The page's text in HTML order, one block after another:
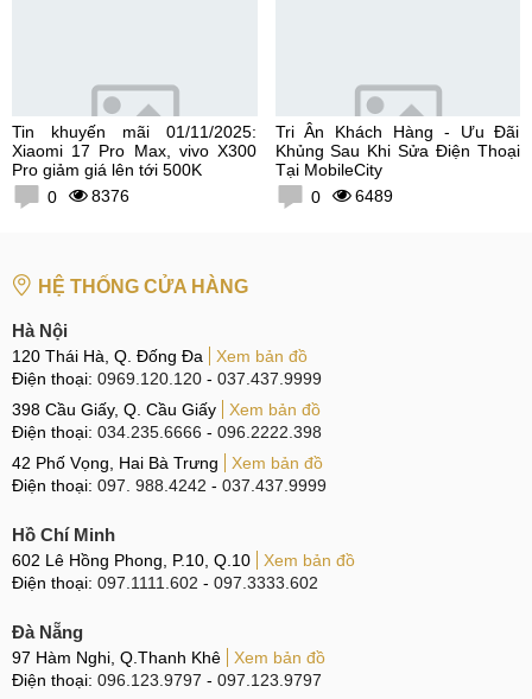
Tin khuyến mãi 01/11/2025:
Xiaomi 17 Pro Max, vivo X300
Pro giảm giá lên tới 500K
0
8376
Tri Ân Khách Hàng - Ưu Đãi
Khủng Sau Khi Sửa Điện Thoại
Tại MobileCity
0
6489
HỆ THỐNG CỬA HÀNG
Hà Nội
120 Thái Hà, Q. Đống Đa
Xem bản đồ
Điện thoại: 0969.120.120 - 037.437.9999
398 Cầu Giấy, Q. Cầu Giấy
Xem bản đồ
Điện thoại: 034.235.6666 - 096.2222.398
42 Phố Vọng, Hai Bà Trưng
Xem bản đồ
Điện thoại: 097. 988.4242 - 037.437.9999
Hồ Chí Minh
602 Lê Hồng Phong, P.10, Q.10
Xem bản đồ
Điện thoại: 097.1111.602 - 097.3333.602
Đà Nẵng
97 Hàm Nghi, Q.Thanh Khê
Xem bản đồ
Điện thoại: 096.123.9797 - 097.123.9797